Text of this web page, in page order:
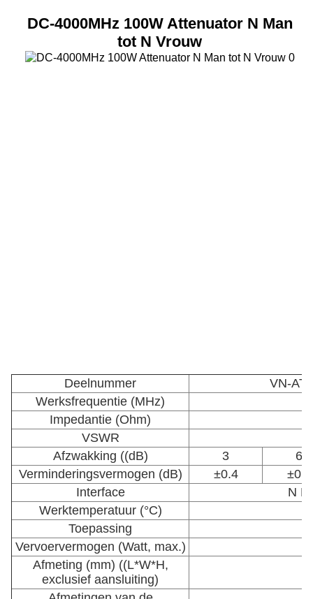
DC-4000MHz 100W Attenuator N Man
tot N Vrouw
Deelnummer
VN-
Werksfrequentie (MHz)
Impedantie (Ohm)
VSWR
Afzwakking ((dB)
3
6
Verminderingsvermogen (dB)
±0.4
±0.4
Interface
N
Werktemperatuur (°C)
Toepassing
Vervoervermogen (Watt, max.)
Afmeting (mm) ((L*W*H,
exclusief aansluiting)